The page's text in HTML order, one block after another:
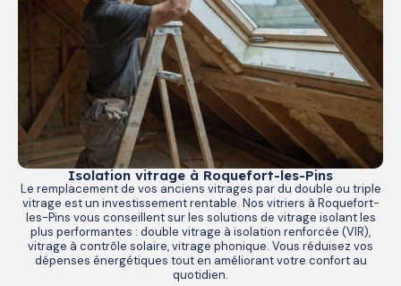
Isolation vitrage à Roquefort-les-Pins
Le remplacement de vos anciens vitrages par du double ou triple
vitrage est un investissement rentable. Nos vitriers à Roquefort-
les-Pins vous conseillent sur les solutions de vitrage isolant les
plus performantes : double vitrage à isolation renforcée (VIR),
vitrage à contrôle solaire, vitrage phonique. Vous réduisez vos
dépenses énergétiques tout en améliorant votre confort au
quotidien.